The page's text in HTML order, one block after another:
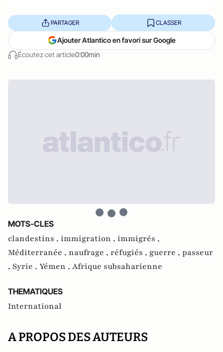
Écoutez cet article0:00min
PARTAGER CLASSER
Ajouter Atlantico en favori sur Google
MOTS-CLES
clandestins , immigration , immigrés ,
Méditerranée , naufrage , réfugiés , guerre , passeur
, Syrie , Yémen , Afrique subsaharienne
THEMATIQUES
International
A PROPOS DES AUTEURS